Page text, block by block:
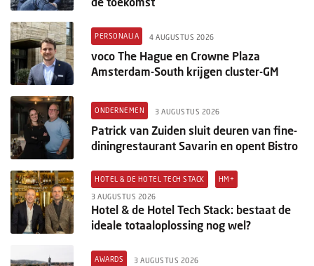
PERSONALIA 4 AUGUSTUS 2026
voco The Hague en Crowne Plaza
Amsterdam-South krijgen cluster-GM
ONDERNEMEN 3 AUGUSTUS 2026
Patrick van Zuiden sluit deuren van fine-
diningrestaurant Savarin en opent Bistro
HOTEL & DE HOTEL TECH STACK HM+
3 AUGUSTUS 2026
Hotel & de Hotel Tech Stack: bestaat de
ideale totaaloplossing nog wel?
AWARDS 3 AUGUSTUS 2026